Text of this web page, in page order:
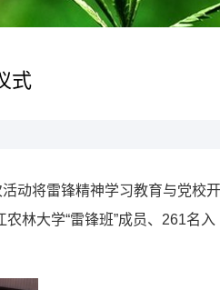
式
动将雷锋精神学习教育与党校
林大学“雷锋班”成员、261名入